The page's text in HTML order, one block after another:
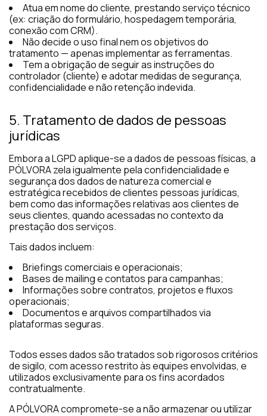
Atua em nome do cliente, prestando serviço técnico
(ex: criação do formulário, hospedagem temporária,
conexão com CRM).
Não decide o uso final nem os objetivos do
tratamento — apenas implementar as ferramentas.
Tem a obrigação de seguir as instruções do
controlador (cliente) e adotar medidas de segurança,
confidencialidade e não retenção indevida.
5. Tratamento de dados de pessoas
jurídicas
Embora a LGPD aplique-se a dados de pessoas físicas, a
PÓLVORA zela igualmente pela confidencialidade e
segurança dos dados de natureza comercial e
estratégica recebidos de clientes pessoas jurídicas,
bem como das informações relativas aos clientes de
seus clientes, quando acessadas no contexto da
prestação dos serviços.
Tais dados incluem:
Briefings comerciais e operacionais;
Bases de mailing e contatos para campanhas;
Informações sobre contratos, projetos e fluxos
operacionais;
Documentos e arquivos compartilhados via
plataformas seguras.
Todos esses dados são tratados sob rigorosos critérios
de sigilo, com acesso restrito às equipes envolvidas, e
utilizados exclusivamente para os fins acordados
contratualmente.
A PÓLVORA compromete-se a não armazenar ou utilizar